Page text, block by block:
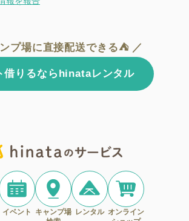
プ場に直接配送できる⛺ ／
借りるならhinataレンタル
イベント
キャンプ場 レンタル オンライン